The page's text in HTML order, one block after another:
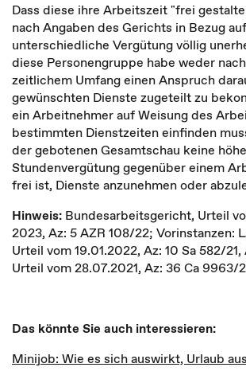
Dass diese ihre Arbeitszeit "frei
nach Angaben des Gerichts in Bezug
unterschiedliche Vergütung völlig
diese Personengruppe habe weder
zeitlichem Umfang einen Anspruch
gewünschten Dienste zugeteilt zu
ein Arbeitnehmer auf Weisung des
bestimmten Dienstzeiten einfinden
der gebotenen Gesamtschau keine
Stundenvergütung gegenüber einem
frei ist, Dienste anzunehmen oder
Hinweis: Bundesarbeitsgericht, Urteil
2023, Az: 5 AZR 108/22; Vorinstanzen:
Urteil vom 19.01.2022, Az: 10 Sa 582/
Urteil vom 28.07.2021, Az: 36 Ca 9963/
Das könnte Sie auch interessieren:
Minijob: Wie es sich auswirkt, Urlaub